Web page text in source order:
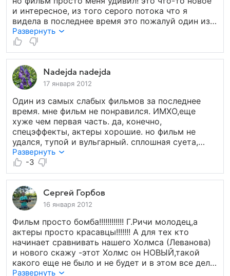
и интересное, из того серого потока что я
видела в последнее время это пожалуй один из
лучших фильмов! Гай Ричи очень талантлив)
Развернуть
Nadejda nadejda
17 января 2012
Один из самых слабых фильмов за последнее
время. мне фильм не понравился. ИМХО,еще
хуже чем первая часть. да, конечно,
спецэффекты, актеры хорошие. но фильм не
удался, тупой и вульгарный. сплошная суета,
взрывы, драки, вобщем фильм нио чем, и уж тем
более не о ШХ! но денег они конечно срубят
немало!
Развернуть
-3
Сергей Горбов
16 января 2012
Фильм просто бомба!!!!!!!!!!!! Г.Ричи молодец,а
актеры просто красавцы!!!!!!! А для тех кто
начинает сравнивать нашего Холмса (Леванова)
и нового скажу -этот Холмс он НОВЫЙ,такой
какого еще не было и не будет и в этом все дело!
Всем советую посмотреть
Развернуть